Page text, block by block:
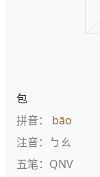
包
拼音： bāo
注音：ㄅㄠ
五笔：QNV